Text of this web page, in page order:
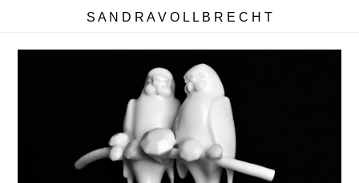
S A N D R A V O L L B R E C H T